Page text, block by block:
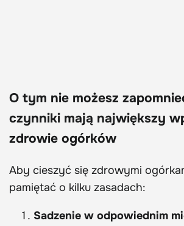
O tym nie możesz
czynniki mają największy
zdrowie ogórków
Aby cieszyć się zdrowymi
pamiętać o kilku zasadach:
Sadzenie w odpowiednim